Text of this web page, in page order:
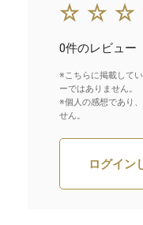
0件のレビュー
※こちらに掲載して
ーではありません。
※個人の感想であり
せん。
ログイン